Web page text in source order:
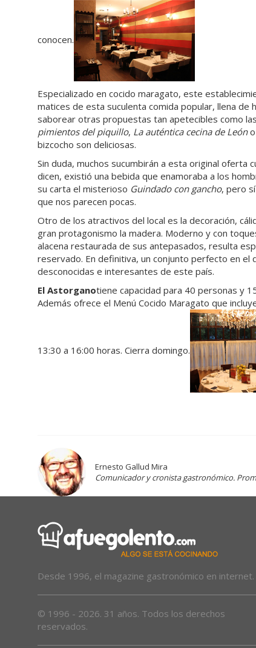
conocen.
Especializado en cocido maragato, este
matices de esta suculenta comida popular, llena
saborear otras propuestas tan apetecibles como las
pimientos del piquillo, La auténtica cecina de Leóno
bizcocho son deliciosas.
Sin duda, muchos sucumbirán a esta original oferta
dicen, existió una bebida que enamoraba a los
su carta el misterioso Guindado con gancho, pero
que nos parecen pocas.
Otro de los atractivos del local es la decoración,
gran protagonismo la madera. Moderno y con
alacena restaurada de sus antepasados, resulta
reservado. En definitiva, un conjunto perfecto en el
desconocidas e interesantes de este país.
El Astorganotiene capacidad para 40 personas y
Además ofrece el Menú Cocido Maragato que
13:30 a 16:00 horas. Cierra domingo.
Ernesto Gallud Mira
Comunicador y cronista gastronómico.
Desde 1996, el magazine gastronómico en internet.
© 1996 - 2026. 31 años. Todos los derechos
reservados.